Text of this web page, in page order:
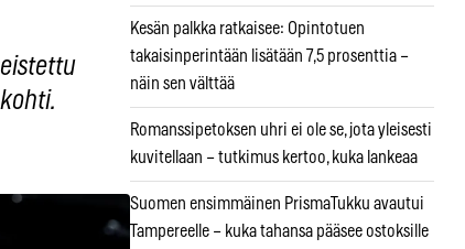
Kesän palkka ratkaisee: Opintotuen
takaisinperintään lisätään 7,5 prosenttia –
näin sen välttää
Romanssipetoksen uhri ei ole se, jota yleisesti
kuvitellaan – tutkimus kertoo, kuka lankeaa
Suomen ensimmäinen PrismaTukku avautui
Tampereelle – kuka tahansa pääsee ostoksille